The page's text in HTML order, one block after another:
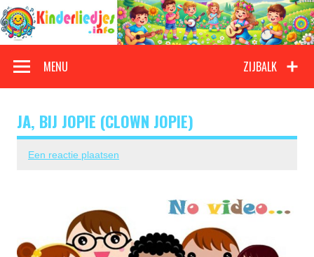
Doorgaan
naar
inhoud
Kinderliedjes
ZIJBALK
MENU
JA, BIJ JOPIE (CLOWN JOPIE)
Een reactie plaatsen